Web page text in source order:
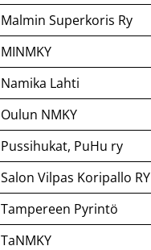
Malmin Superkoris Ry
MINMKY
Namika Lahti
Oulun NMKY
Pussihukat, PuHu ry
Salon Vilpas Koripallo RY
Tampereen Pyrintö
TaNMKY